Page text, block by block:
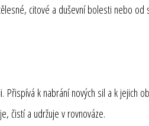
citové a duševní bolesti nebo od
k nabrání nových sil a k jejich
čistí a udržuje v rovnováze.